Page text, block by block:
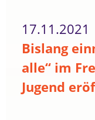
17.11.2021
Bislang
alle“ im
Jugend